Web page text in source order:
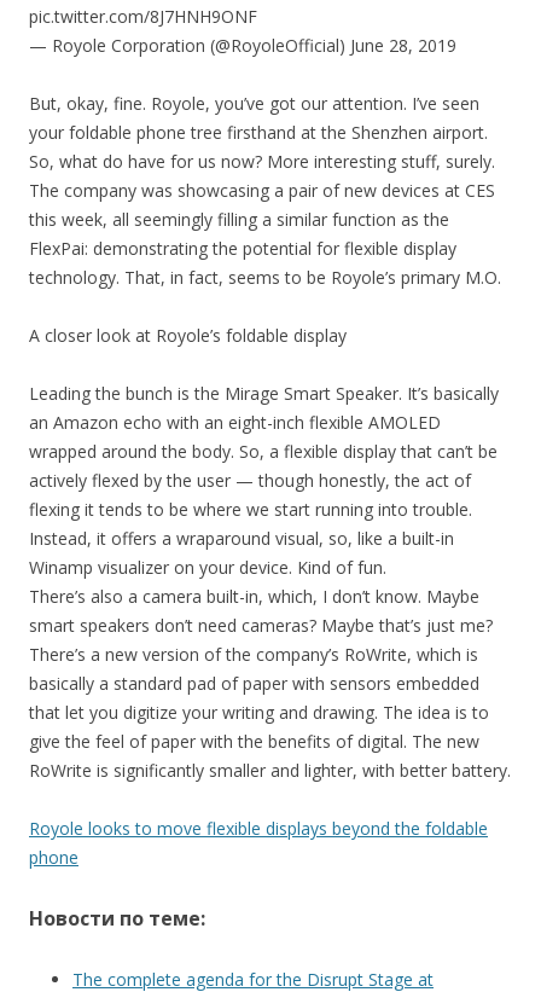
pic.twitter.com/8J7HNH9ONF
— Royole Corporation (@RoyoleOfficial) June 28, 2019
But, okay, fine. Royole, you’ve got our attention. I’ve seen
your foldable phone tree firsthand at the Shenzhen airport.
So, what do have for us now? More interesting stuff, surely.
The company was showcasing a pair of new devices at CES
this week, all seemingly filling a similar function as the
FlexPai: demonstrating the potential for flexible display
technology. That, in fact, seems to be Royole’s primary M.O.
A closer look at Royole’s foldable display
Leading the bunch is the Mirage Smart Speaker. It’s basically
an Amazon echo with an eight-inch flexible AMOLED
wrapped around the body. So, a flexible display that can’t be
actively flexed by the user — though honestly, the act of
flexing it tends to be where we start running into trouble.
Instead, it offers a wraparound visual, so, like a built-in
Winamp visualizer on your device. Kind of fun.
There’s also a camera built-in, which, I don’t know. Maybe
smart speakers don’t need cameras? Maybe that’s just me?
There’s a new version of the company’s RoWrite, which is
basically a standard pad of paper with sensors embedded
that let you digitize your writing and drawing. The idea is to
give the feel of paper with the benefits of digital. The new
RoWrite is significantly smaller and lighter, with better battery.
Royole looks to move flexible displays beyond the foldable
phone
Новости по теме:
The complete agenda for the Disrupt Stage at